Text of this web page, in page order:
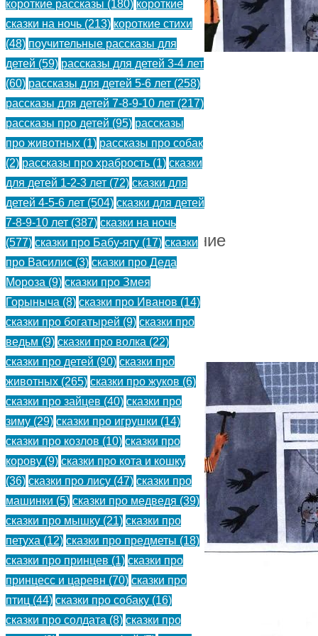
Умный
Вася
—
Маршак
С.
Стихотворение
для
детей.
()
короткие рассказы (180) короткие
сказки на ночь (213) короткие стихи
(48) поучительные рассказы для
детей (59) рассказы для детей 3-4 лет
(60) рассказы для детей 5-6 лет (258)
рассказы для детей 7-8-9-10 лет (217)
рассказы про детей (95) рассказы
про животных (1) рассказы про собак
(2) рассказы про храбрость (1) сказки
для детей 1-2-3 лет (72) сказки для
детей 4-5-6 лет (504) сказки для детей
7-8-9-10 лет (387) сказки на ночь
(577) сказки про Бабу-ягу (17) сказки
про Василис (3) сказки про Деда
Мороза (9) сказки про Змея
Горыныча (8) сказки про Иванов (14)
сказки про богатырей (9) сказки про
ведьм (9) сказки про волка (22)
сказки про детей (90) сказки про
животных (265) сказки про жуков (6)
сказки про зайцев (40) сказки про
зиму (29) сказки про игрушки (14)
сказки про козлов (10) сказки про
корову (9) сказки про кота и кошку
(36) сказки про лису (47) сказки про
машинки (5) сказки про медведя (39)
сказки про мышку (21) сказки про
петуха (12) сказки про предметы (18)
сказки про принцев (1) сказки про
принцесс и царевн (70) сказки про
птиц (44) сказки про собаку (16)
сказки про солдата (8) сказки про